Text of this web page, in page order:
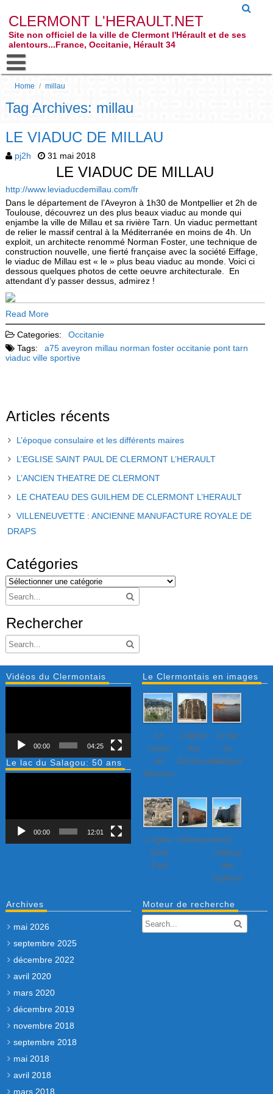
CLERMONT L'HERAULT.NET
Site non officiel de la ville de Clermont l'Hérault et de ses
alentours...France, Occitanie, Hérault 34
Home / millau
Tag Archives: millau
LE VIADUC DE MILLAU
pj2h 31 mai 2018
LE VIADUC DE MILLAU
http://www.leviaducdemillau.com/fr
Dans le département de l’Aveyron à 1h30 de Montpellier et 2h de
Toulouse, découvrez un des plus beaux viaduc au monde qui
enjambe la ville de Millau et sa rivière Tarn. Un viaduc permettant
de relier le massif central à la Méditerranée en moins de 4h. Un
exploit, un architecte renommé Norman Foster, une technique de
construction nouvelle, une fierté française avec la société Eiffage,
le viaduc de Millau est « le » plus beau viaduc au monde. Voici ci
dessous quelques photos de cette oeuvre architecturale. En
attendant d’y passer dessus, admirez !
Read More
Categories:
Occitanie
Tags:
a75 aveyron millau norman foster occitanie pont tarn
viaduc ville sportive
Articles récents
L’époque consulaire et les différents maires
L’EGLISE SAINT PAUL DE CLERMONT L’HERAULT
L’ANCIEN THEATRE DE CLERMONT
LE CHATEAU DES GUILHEM DE CLERMONT L’HERAULT
VILLENEUVETTE : ANCIENNE MANUFACTURE ROYALE DE
DRAPS
Catégories
Rechercher
Vidéos du Clermontais
00:00 04:25
Le lac du Salagou: 50 ans
00:00 12:01
Le Clermontais en images
Le
cirque
de
Mourèze
L’église
des
Dominicains
Le lac
du
Salagou
L’ église
Saint
Paul
Villeneuvette…
Le
château
des
Guilhem
Archives
mai 2026
septembre 2025
décembre 2022
avril 2020
mars 2020
décembre 2019
novembre 2018
septembre 2018
mai 2018
avril 2018
mars 2018
Moteur de recherche